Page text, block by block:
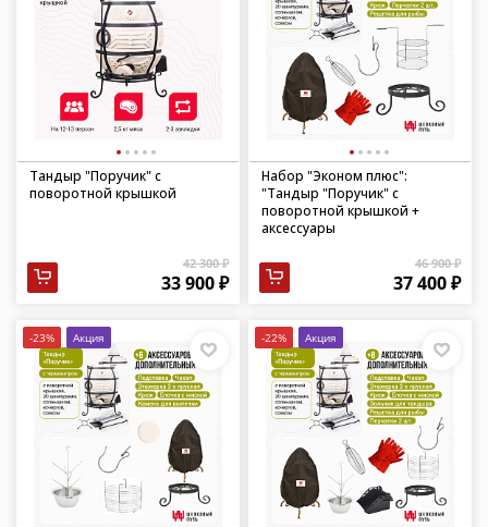
Тандыр "Поручик" с
поворотной крышкой
42 300 ₽
33 900 ₽
Набор "Эконом плюс":
"Тандыр "Поручик" с
поворотной крышкой +
аксессуары
46 900 ₽
37 400 ₽
-23% Акция -22% Акция